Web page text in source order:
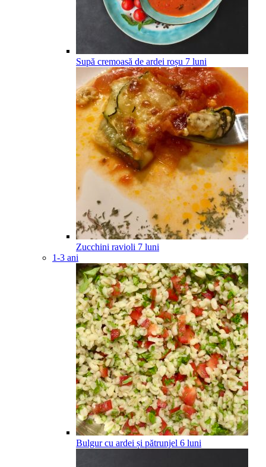
Supă cremoasă de ardei roșu 7 luni
Zucchini ravioli 7 luni
1-3 ani
Bulgur cu ardei și pătrunjel 6 luni